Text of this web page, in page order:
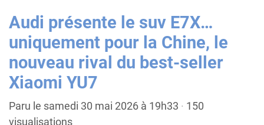
Audi présente le suv E7X…
uniquement pour la Chine, le
nouveau rival du best-seller
Xiaomi YU7
Paru le samedi 30 mai 2026 à 19h33 · 150
visualisations